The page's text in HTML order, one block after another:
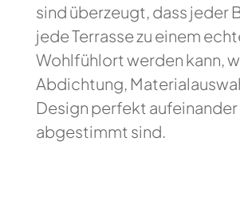
sind überzeugt, dass jeder
jede Terrasse zu einem
Wohlfühlort werden kann,
Abdichtung,
Design perfekt aufeinander
abgestimmt sind.